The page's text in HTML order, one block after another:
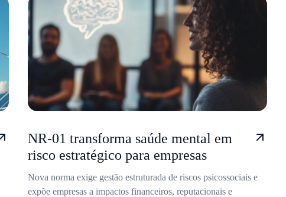
NR-01 transforma saúde mental em
risco estratégico para empresas
Nova norma exige gestão estruturada de riscos psicossociais e
expõe empresas a impactos financeiros, reputacionais e